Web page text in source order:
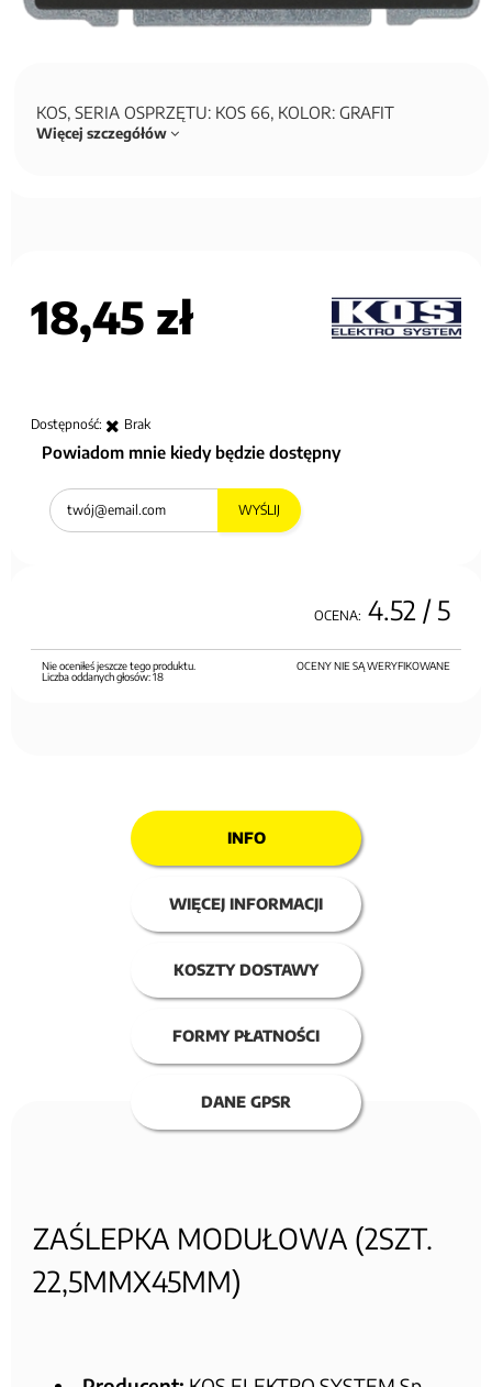
KOS, SERIA OSPRZĘTU: KOS 66, KOLOR: GRAFIT
Więcej szczegółów
18,45 zł
Dostępność: Brak
Powiadom mnie kiedy będzie dostępny
WYŚLIJ
OCENA: 4.52 / 5
OCENY NIE SĄ WERYFIKOWANE
Nie oceniłeś jeszcze tego produktu.
Liczba oddanych głosów:18
INFO
WIĘCEJ INFORMACJI
KOSZTY DOSTAWY
FORMY PŁATNOŚCI
DANE GPSR
ZAŚLEPKA MODUŁOWA (2SZT.
22,5MMX45MM)